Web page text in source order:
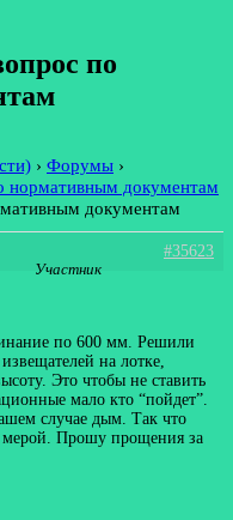
по
› Форумы ›
нормативным документам
документам
#35623
Участник
по 600 мм. Решили
на лотке,
Это чтобы не ставить
мало кто “пойдет”.
случае дым. Так что
мерой. Прошу прощения за